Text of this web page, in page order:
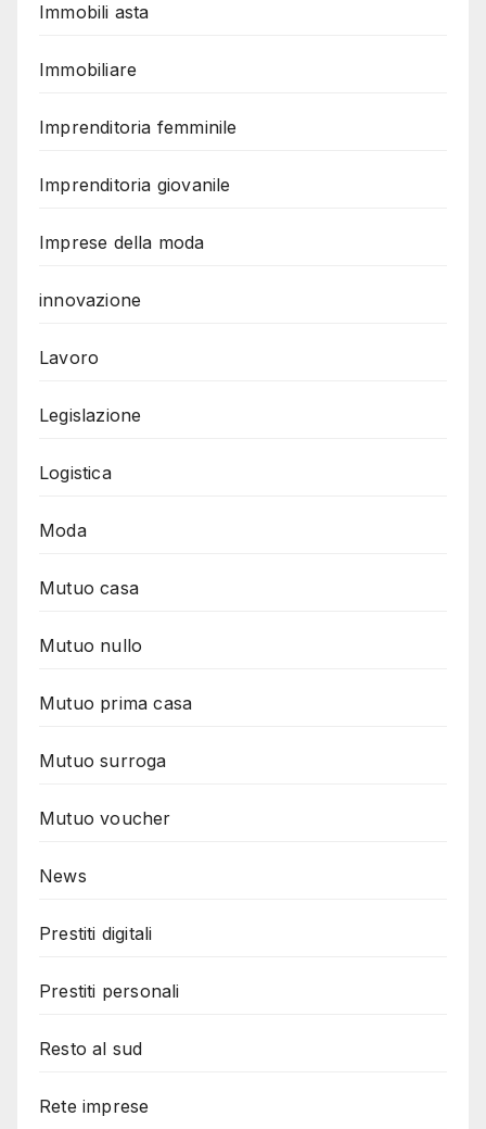
Immobili asta
Immobiliare
Imprenditoria femminile
Imprenditoria giovanile
Imprese della moda
innovazione
Lavoro
Legislazione
Logistica
Moda
Mutuo casa
Mutuo nullo
Mutuo prima casa
Mutuo surroga
Mutuo voucher
News
Prestiti digitali
Prestiti personali
Resto al sud
Rete imprese